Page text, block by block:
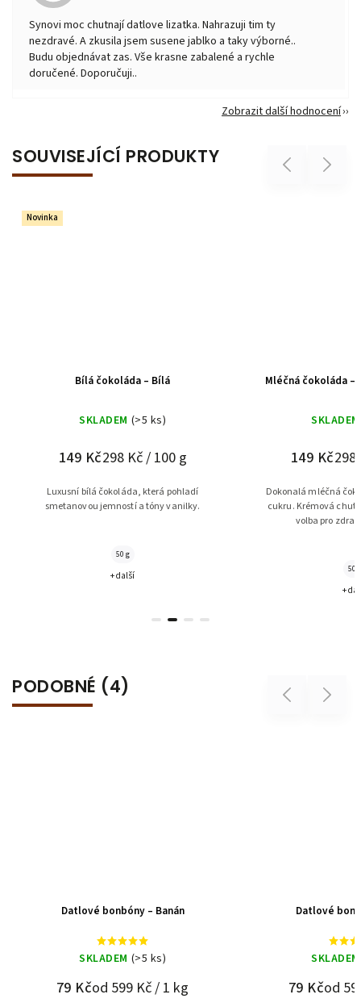
Synovi moc chutnají datlove lizatka. Nahrazuji tim ty
nezdravé. A zkusila jsem susene jablko a taky výborné..
Budu objednávat zas. Vše krasne zabalené a rychle
doručené. Doporučuji..
Zobrazit další hodnocení
SOUVISEJÍCÍ PRODUKTY Previous
Novinka
Bílá čokoláda – Bílá
SKLADEM (>5 ks)
149 Kč298 Kč / 100 g
Luxusní bílá čokoláda, která pohladí
smetanovou jemností a tóny vanilky.
50 g
+ další
Mléčná čokoláda –
SKLADEM
149 Kč298
Dokonalá mléčná
cukru. Krémová chuť
volba pro
50 g
+
Next
PODOBNÉ (4) Previous
Datlové bonbóny – Banán
SKLADEM (>5 ks)
79 Kčod 599 Kč / 1 kg
Datlové
SKLADEM
79 Kčod
Next